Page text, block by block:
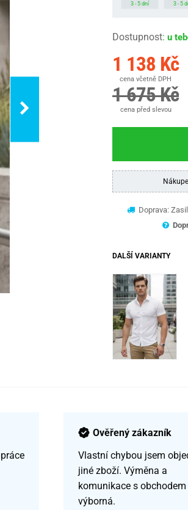
3 - 5 dní 3 - 5
Dostupnost: u
1 138 Kč
cena včetně DPH
1 675 Kč
cena před slevou
Doprava:
DALŠÍ VARIANTY
Ověřený zákazník
Vlastní chybou jsem
jiné zboží. Výměna a
komunikace s obchodem
výborná.